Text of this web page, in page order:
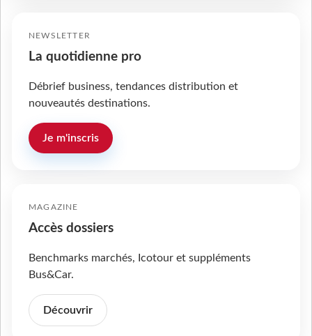
NEWSLETTER
La quotidienne pro
Débrief business, tendances distribution et
nouveautés destinations.
Je m'inscris
MAGAZINE
Accès dossiers
Benchmarks marchés, Icotour et suppléments
Bus&Car.
Découvrir